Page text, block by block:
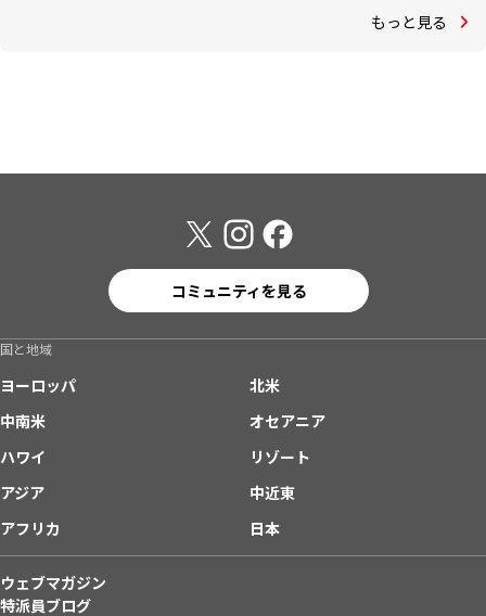
もっと見る
コミュニティを見る
国と地域
ヨーロッパ
北米
中南米
オセアニア
ハワイ
リゾート
アジア
中近東
アフリカ
日本
ウェブマガジン
特派員ブログ